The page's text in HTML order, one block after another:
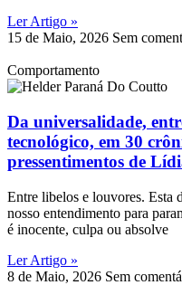
Ler Artigo »
15 de Maio, 2026 Sem
Comportamento
Da universalidade,
tecnológico, em 30
pressentimentos de
Entre libelos e louvores. Esta
nosso entendimento para
é inocente, culpa ou absolve
Ler Artigo »
8 de Maio, 2026 Sem